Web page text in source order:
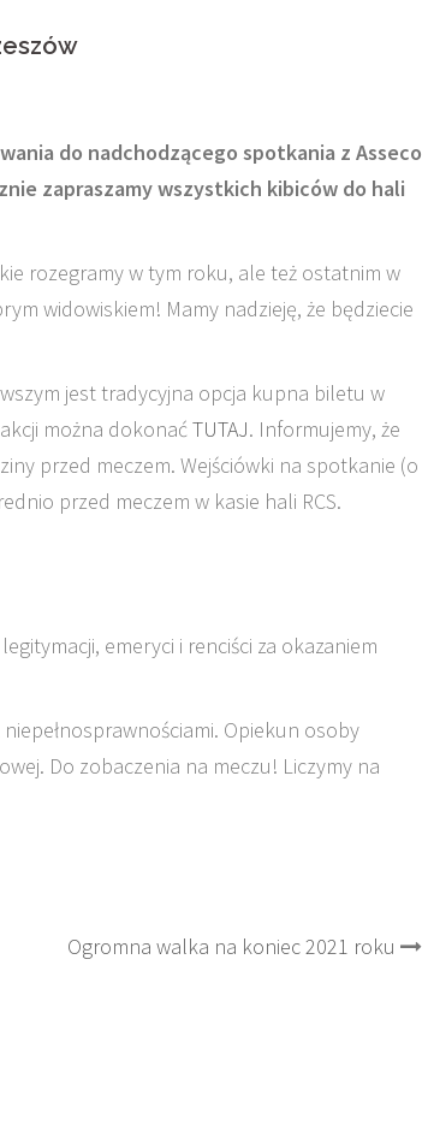
do nadchodzącego spotkania z Asseco
zapraszamy wszystkich kibiców do hali
rozegramy w tym roku, ale też ostatnim w
widowiskiem! Mamy nadzieję, że będziecie
jest tradycyjna opcja kupna biletu w
można dokonać TUTAJ. Informujemy, że
przed meczem. Wejściówki na spotkanie (o
przed meczem w kasie hali RCS.
emeryci i renciści za okazaniem
Opiekun osoby
Do zobaczenia na meczu! Liczymy na
Ogromna walka na koniec 2021 roku